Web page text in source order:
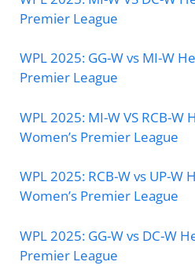
Premier League
WPL 2025: GG-W vs MI-W
Premier League
WPL 2025: MI-W VS RCB-W
Women’s Premier League
WPL 2025: RCB-W vs UP-W
Women’s Premier League
WPL 2025: GG-W vs DC-W
Premier League